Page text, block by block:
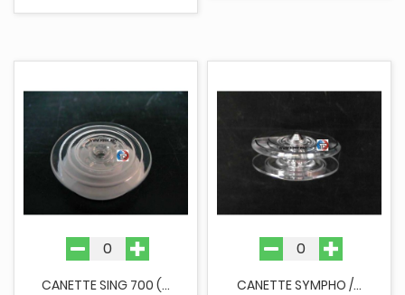
CANETTE SING 700 (...
CANETTE SYMPHO /...